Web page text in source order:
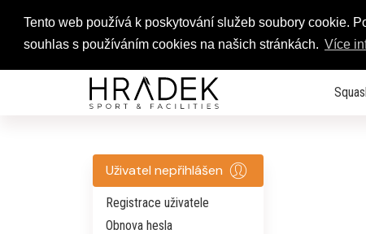
Tento web používá k poskytování služeb soubory cookie.
souhlas s používáním cookies na našich stránkách. Více
Uživatel nepřihlášen
Registrace uživatele
Obnova hesla